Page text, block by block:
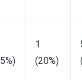
1
(20%)